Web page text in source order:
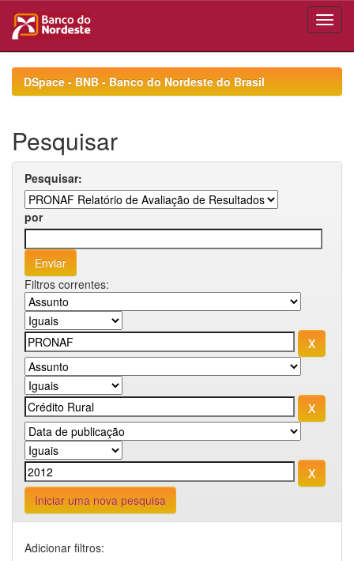
navigationDSpace - BNB - Banco do Nordeste do Brasil
Pesquisar
Pesquisar:
por
Filtros correntes:
Iniciar uma nova pesquisa
Adicionar filtros: